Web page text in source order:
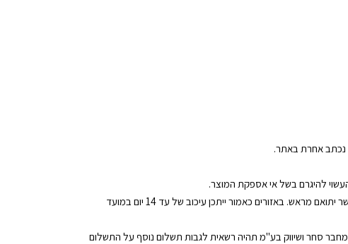
נכתב אחרת באתר.
להיגרם בשל אי אספקת המוצר.
באזורים המוגבלים לגישה, מכל סיבה שהיא, רחלי מחבר סחר ושיווק בע"מ תהיה רשאית להעמיד את המוצרים ללקוחות במקום סמוך מקובל, אשר יתואם מראש. באזורים כאמור ייתכן עיכוב של עד 14 יום במועד
סחר ושיווק בע"מ תהיה רשאית לגבות תשלום נוסף על התשלום